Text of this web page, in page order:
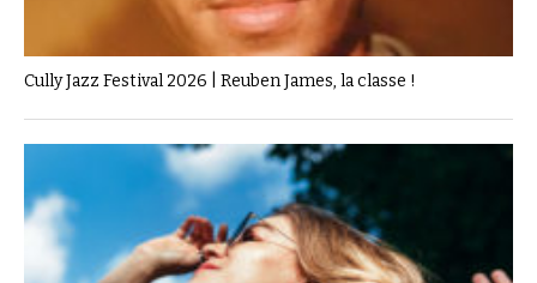
Cully Jazz Festival 2026 | Reuben James, la classe !